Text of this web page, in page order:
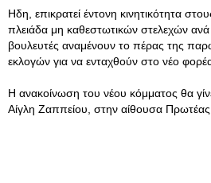
Ηδη, επικρατεί έντονη κινητικότητα
πλειάδα μη καθεστωτικών στελεχών
βουλευτές αναμένουν το πέρας της
εκλογών για να ενταχθούν στο νέο
Η ανακοίνωση του νέου κόμματος θα
Αίγλη Ζαππείου, στην αίθουσα Πρωτέας.